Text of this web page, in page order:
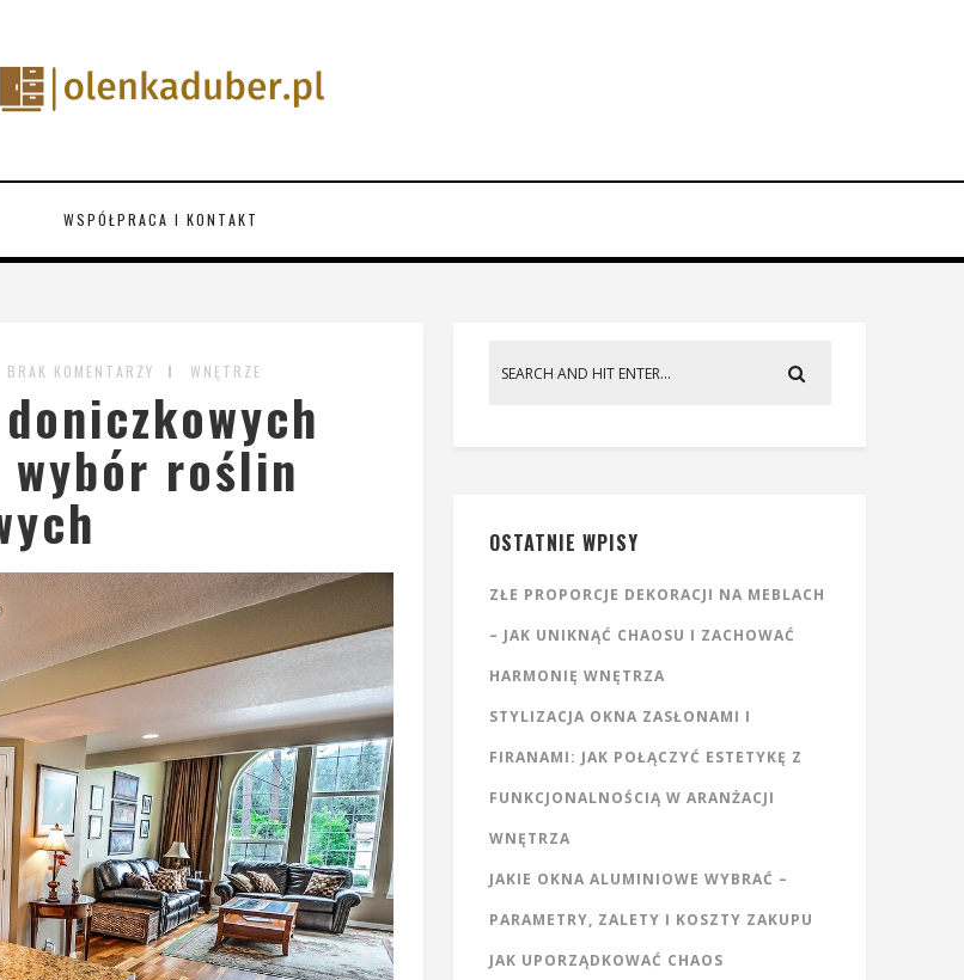
WSPÓŁPRACA I KONTAKT
BRAK KOMENTARZY WNĘTRZE
wybór roślin
OSTATNIE WPISY
ZŁE PROPORCJE DEKORACJI NA MEBLACH
– JAK UNIKNĄĆ CHAOSU I ZACHOWAĆ
HARMONIĘ WNĘTRZA
STYLIZACJA OKNA ZASŁONAMI I
FIRANAMI: JAK POŁĄCZYĆ ESTETYKĘ Z
FUNKCJONALNOŚCIĄ W ARANŻACJI
WNĘTRZA
JAKIE OKNA ALUMINIOWE WYBRAĆ –
PARAMETRY, ZALETY I KOSZTY ZAKUPU
JAK UPORZĄDKOWAĆ CHAOS